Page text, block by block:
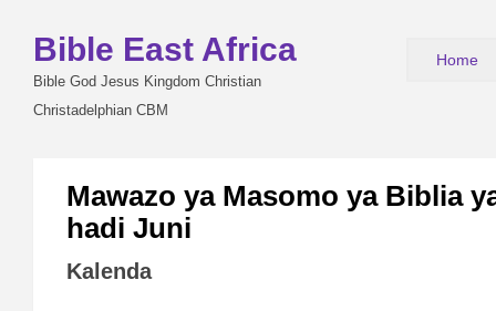
Bible East Africa
Bible God Jesus Kingdom Christian
Christadelphian CBM
Home
Mawazo ya Masomo ya Biblia
hadi Juni
Kalenda